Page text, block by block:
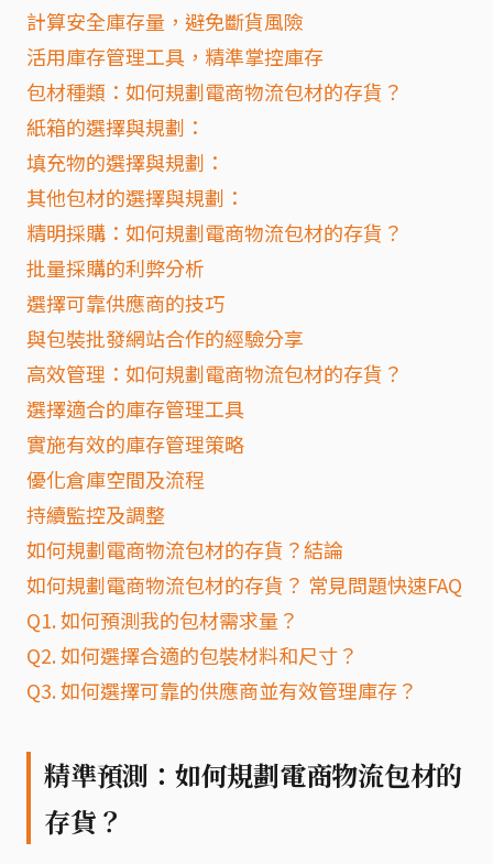
計算安全庫存量，避免斷貨風險
活用庫存管理工具，精準掌控庫存
包材種類：如何規劃電商物流包材的存貨？
紙箱的選擇與規劃：
填充物的選擇與規劃：
其他包材的選擇與規劃：
精明採購：如何規劃電商物流包材的存貨？
批量採購的利弊分析
選擇可靠供應商的技巧
與包裝批發網站合作的經驗分享
高效管理：如何規劃電商物流包材的存貨？
選擇適合的庫存管理工具
實施有效的庫存管理策略
優化倉庫空間及流程
持續監控及調整
如何規劃電商物流包材的存貨？結論
如何規劃電商物流包材的存貨？ 常見問題快速FAQ
Q1. 如何預測我的包材需求量？
Q2. 如何選擇合適的包裝材料和尺寸？
Q3. 如何選擇可靠的供應商並有效管理庫存？
精準預測：如何規劃電商物流包材的
存貨？